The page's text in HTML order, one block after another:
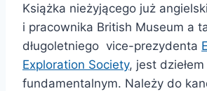
Książka nieżyjącego już
i pracownika British Museum a
długoletniego vice-prezydenta
Exploration Society, jest
fundamentalnym. Należy do